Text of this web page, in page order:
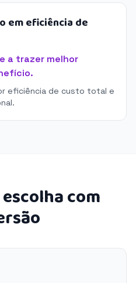
em eficiência de
a trazer melhor
eficiência de custo total e
com